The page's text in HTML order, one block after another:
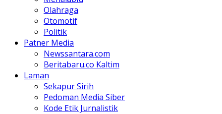
Olahraga
Otomotif
Politik
Patner Media
Newssantara.com
Beritabaru.co Kaltim
Laman
Sekapur Sirih
Pedoman Media Siber
Kode Etik Jurnalistik